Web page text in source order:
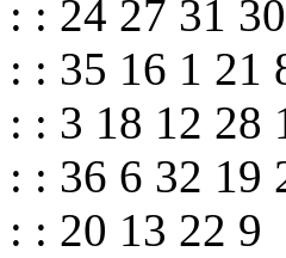
: : 24 27 31
: : 35 16 1 21
: : 3 18 12 28
: : 36 6 32 19
: : 20 13 22 9